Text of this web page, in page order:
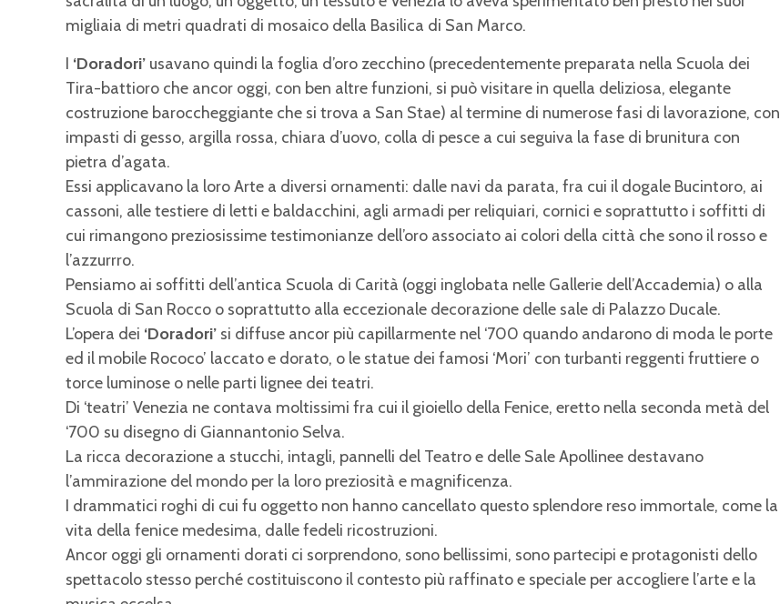
migliaia di metri quadrati di mosaico della Basilica di San Marco.
I ‘Doradori’ usavano quindi la foglia d’oro zecchino (precedentemente preparata nella Scuola dei
Tira-battioro che ancor oggi, con ben altre funzioni, si può visitare in quella deliziosa, elegante
costruzione baroccheggiante che si trova a San Stae) al termine di numerose fasi di lavorazione, con
impasti di gesso, argilla rossa, chiara d’uovo, colla di pesce a cui seguiva la fase di brunitura con
pietra d’agata.
Essi applicavano la loro Arte a diversi ornamenti: dalle navi da parata, fra cui il dogale Bucintoro, ai
cassoni, alle testiere di letti e baldacchini, agli armadi per reliquiari, cornici e soprattutto i soffitti di
cui rimangono preziosissime testimonianze dell’oro associato ai colori della città che sono il rosso e
l’azzurrro.
Pensiamo ai soffitti dell’antica Scuola di Carità (oggi inglobata nelle Gallerie dell’Accademia) o alla
Scuola di San Rocco o soprattutto alla eccezionale decorazione delle sale di Palazzo Ducale.
L’opera dei ‘Doradori’ si diffuse ancor più capillarmente nel ‘700 quando andarono di moda le porte
ed il mobile Rococo’ laccato e dorato, o le statue dei famosi ‘Mori’ con turbanti reggenti fruttiere o
torce luminose o nelle parti lignee dei teatri.
Di ‘teatri’ Venezia ne contava moltissimi fra cui il gioiello della Fenice, eretto nella seconda metà del
‘700 su disegno di Giannantonio Selva.
La ricca decorazione a stucchi, intagli, pannelli del Teatro e delle Sale Apollinee destavano
l’ammirazione del mondo per la loro preziosità e magnificenza.
I drammatici roghi di cui fu oggetto non hanno cancellato questo splendore reso immortale, come la
vita della fenice medesima, dalle fedeli ricostruzioni.
Ancor oggi gli ornamenti dorati ci sorprendono, sono bellissimi, sono partecipi e protagonisti dello
spettacolo stesso perché costituiscono il contesto più raffinato e speciale per accogliere l’arte e la